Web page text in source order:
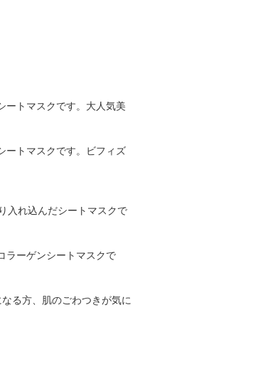
ートマスクです。 大人気美
ートマスクです。 ビフィズ
入れ込んだシートマスクで
ラーゲンシートマスクで
る方、肌のごわつきが気に